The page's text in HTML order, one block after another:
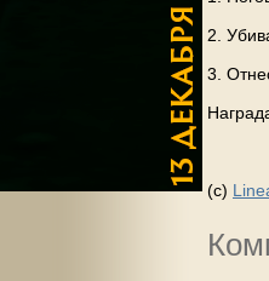
2.
3.
(с)